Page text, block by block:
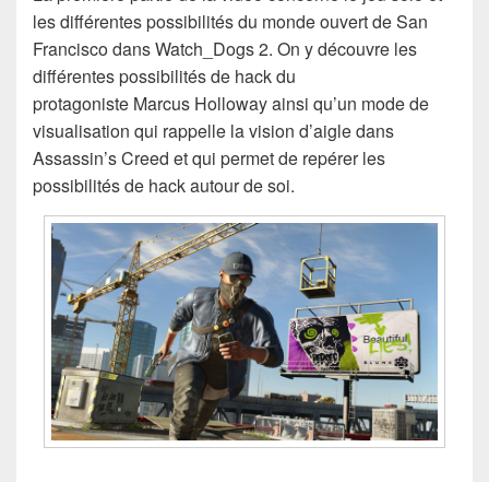
les différentes possibilités du monde ouvert de San
Francisco dans Watch_Dogs 2. On y découvre les
différentes possibilités de hack du
protagoniste Marcus Holloway ainsi qu’un mode de
visualisation qui rappelle la vision d’aigle dans
Assassin’s Creed et qui permet de repérer les
possibilités de hack autour de soi.